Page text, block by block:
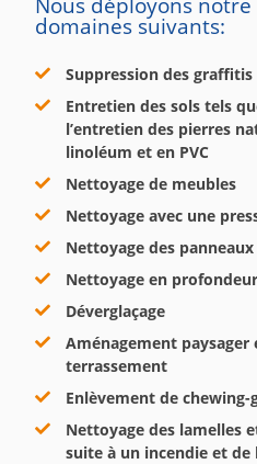
domaines suivants:
Suppression des graffitis
Entretien des sols tels
l’entretien des pierres
linoléum et en PVC
Nettoyage de meubles
Nettoyage avec une
Nettoyage des
Nettoyage en profondeur
Déverglaçage
Aménagement paysager
terrassement
Enlèvement de chewing-
Nettoyage des lamelles
suite à un incendie et de